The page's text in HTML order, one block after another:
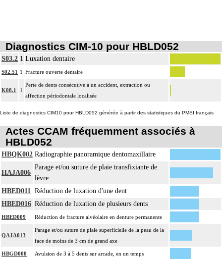
Diagnostics CIM-10 pour HBLD052
S03.2 1 Luxation dentaire
S02.51 1 Fracture ouverte dentaire
K08.1 1
Perte de dents consécutive à un accident, extraction ou
affection périodontale localisée
Liste de diagnostics CIM10 pour HBLD052 générée à partir des statistiques du PMSI français
Actes CCAM fréquemment associés à
HBLD052
HBQK002 Radiographie panoramique dentomaxillaire
HAJA006
Parage et/ou suture de plaie transfixiante de
lèvre
HBED011 Réduction de luxation d'une dent
HBED016 Réduction de luxation de plusieurs dents
HBED009 Réduction de fracture alvéolaire en denture permanente
QAJA013
Parage et/ou suture de plaie superficielle de la peau de la
face de moins de 3 cm de grand axe
HBGD008 Avulsion de 3 à 5 dents sur arcade, en un temps